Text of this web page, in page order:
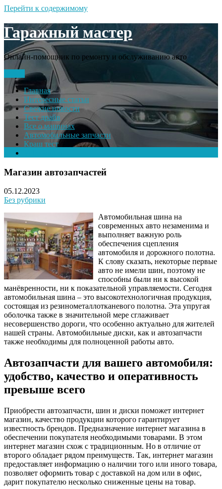
Перейти к содержимому
Гаражный мастер
Онлайн-помощник по ремонту и обслуживанию авто
Главная
Интересные статьи
Свежие новости
Тест драйв
Все о машинах
Автомобильные запчасти
Краш тест
Магазин автозапчастей
05.12.2023
Без рубрики
Автомобильная шина на
современных авто незаменима и
выполняет важную роль
обеспечения сцепления
автомобиля и дорожного полотна.
К слову сказать, некоторые первые
авто не имели шин, поэтому не
способны были ни к высокой
манёвренности, ни к показательной управляемости. Сегодня
автомобильная шина – это высокотехнологичная продукция,
состоящая из резинометаллотканевого полотна. Эта упругая
оболочка также в значительной мере сглаживает
несовершенство дороги, что особенно актуально для жителей
нашей страны. Автомобильные диски, как и автозапчасти
также необходимы для полноценной работы авто.
Автозапчасти для вашего автомобиля:
удобство, качество и оперативность
превыше всего
Приобрести автозапчасти, шин и диски поможет интернет
магазин, качество продукции которого гарантирует
известность брендов. Предназначение интернет магазина в
обеспечении покупателя необходимыми товарами. В этом
интернет магазин схож с традиционным. Но в отличие от
второго обладает рядом преимуществ. Так, интернет магазин
предоставляет информацию о наличии того или иного товара,
позволяет оформить товар с доставкой на дом или в офис,
дарит покупателю несколько сниженные цены на товар.